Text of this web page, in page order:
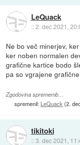
LeQuack
::2. dec 2021,
Ne bo več minerjev,
ker noben normalen
grafične kartice bodo
pa so vgrajene
Zgodovina sprememb…
spremenil: LeQuack(2.
tikitoki
::3. dec 2021,